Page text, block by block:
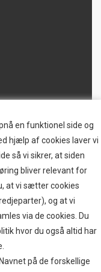
en funktionel side og
hjælp af cookies laver vi
så vi sikrer, at siden
bliver relevant for
at vi sætter cookies
og at vi
via de cookies. Du
hvor du også altid har
på de forskellige